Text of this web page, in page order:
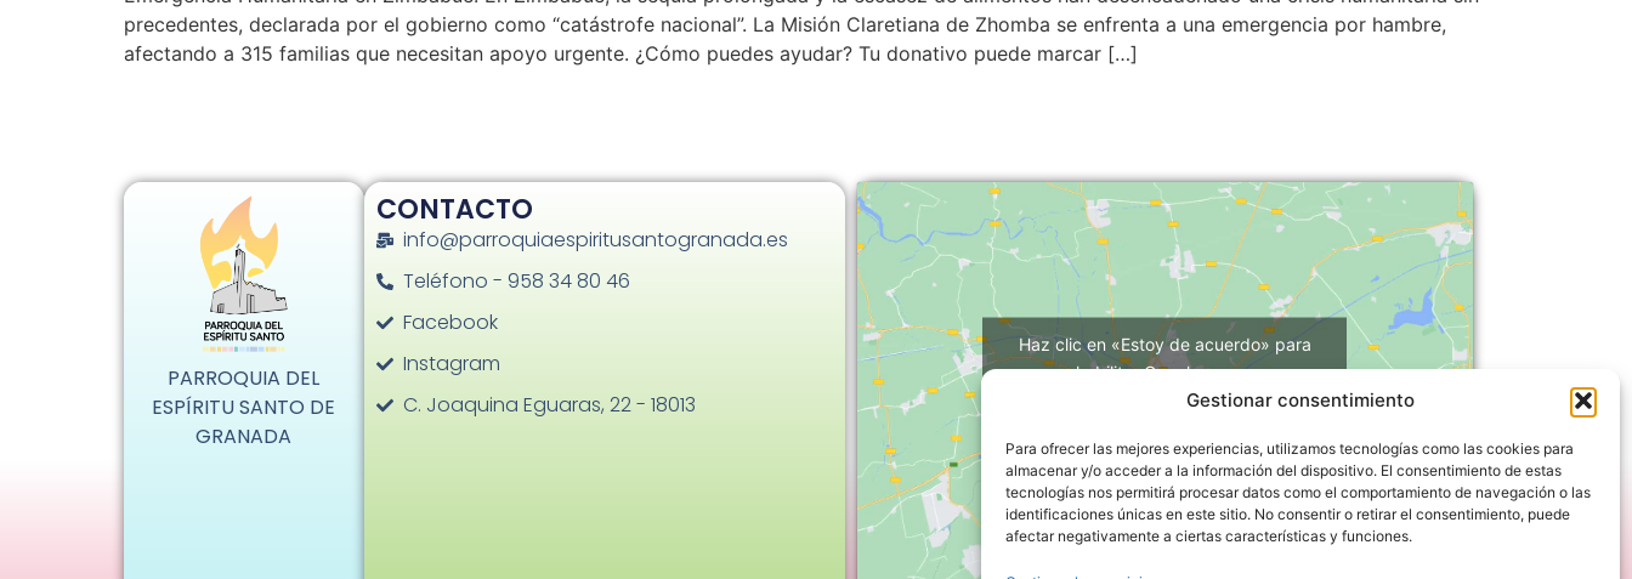
Gestionar consentimiento
Para ofrecer las mejores experiencias, utilizamos tecnologías como las cookies para
almacenar y/o acceder a la información del dispositivo. El consentimiento de estas
tecnologías nos permitirá procesar datos como el comportamiento de navegación o las
identificaciones únicas en este sitio. No consentir o retirar el consentimiento, puede
afectar negativamente a ciertas características y funciones.
precedentes, declarada por el gobierno como “catástrofe nacional”. La Misión Claretiana de Zhomba se enfrenta a una emergencia por hambre,
afectando a 315 familias que necesitan apoyo urgente. ¿Cómo puedes ayudar? Tu donativo puede marcar […]
PARROQUIA DEL
ESPÍRITU SANTO DE
GRANADA
CONTACTO
info@parroquiaespiritusantogranada.es
Teléfono - 958 34 80 46
Facebook
Instagram
C. Joaquina Eguaras, 22 - 18013
Haz clic en «Estoy de acuerdo» para
habilitar Google maps
Política de cookies
Estoy de acuerdo